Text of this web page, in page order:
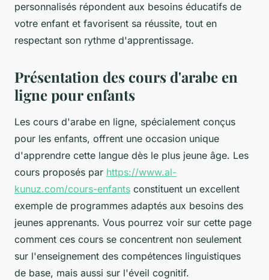
personnalisés répondent aux besoins éducatifs de
votre enfant et favorisent sa réussite, tout en
respectant son rythme d'apprentissage.
Présentation des cours d'arabe en
ligne pour enfants
Les cours d'arabe en ligne, spécialement conçus
pour les enfants, offrent une occasion unique
d'apprendre cette langue dès le plus jeune âge. Les
cours proposés par https://www.al-
kunuz.com/cours-enfants constituent un excellent
exemple de programmes adaptés aux besoins des
jeunes apprenants. Vous pourrez voir sur cette page
comment ces cours se concentrent non seulement
sur l'enseignement des compétences linguistiques
de base, mais aussi sur l'éveil cognitif.